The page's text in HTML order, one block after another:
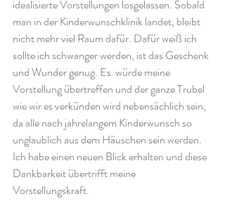
idealisierte Vorstellungen losgelassen. Sobald
man in der Kinderwunschklinik landet, bleibt
nicht mehr viel Raum dafür. Dafür weiß ich
sollte ich schwanger werden, ist das Geschenk
und Wunder genug. Es  würde meine
Vorstellung übertreffen und der ganze Trubel
wie wir es verkünden wird nebensächlich sein,
da alle nach jahrelangem Kinderwunsch so
unglaublich aus dem Häuschen sein werden.
Ich habe einen neuen Blick erhalten und diese
Dankbarkeit übertrifft meine
Vorstellungskraft.